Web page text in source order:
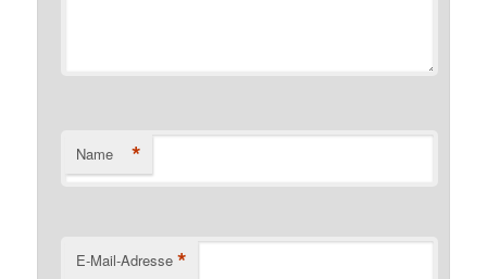
Name *
E-Mail-Adresse *